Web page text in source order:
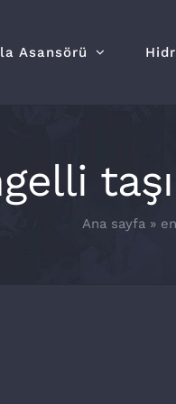
Asansörü
Ana sayfa»